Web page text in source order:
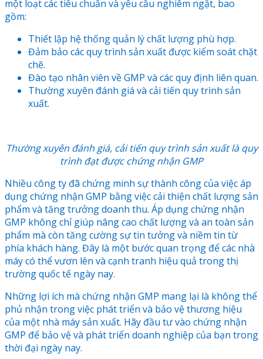
một loạt các tiêu chuẩn và yêu cầu nghiêm ngặt, bao
gồm:
Thiết lập hệ thống quản lý chất lượng phù hợp.
Đảm bảo các quy trình sản xuất được kiểm soát chặt
chẽ.
Đào tạo nhân viên về GMP và các quy định liên quan.
Thường xuyên đánh giá và cải tiến quy trình sản
xuất.
Thường xuyên đánh giá, cải tiến quy trình sản xuất là quy
trình đạt được chứng nhận GMP
Nhiều công ty đã chứng minh sự thành công của việc áp
dụng chứng nhận GMP bằng việc cải thiện chất lượng sản
phẩm và tăng trưởng doanh thu. Áp dụng chứng nhận
GMP không chỉ giúp nâng cao chất lượng và an toàn sản
phẩm mà còn tăng cường sự tin tưởng và niềm tin từ
phía khách hàng. Đây là một bước quan trọng để các nhà
máy có thể vươn lên và cạnh tranh hiệu quả trong thị
trường quốc tế ngày nay.
Những lợi ích mà chứng nhận GMP mang lại là không thể
phủ nhận trong việc phát triển và bảo vệ thương hiệu
của một nhà máy sản xuất. Hãy đầu tư vào chứng nhận
GMP để bảo vệ và phát triển doanh nghiệp của bạn trong
thời đại ngày nay.